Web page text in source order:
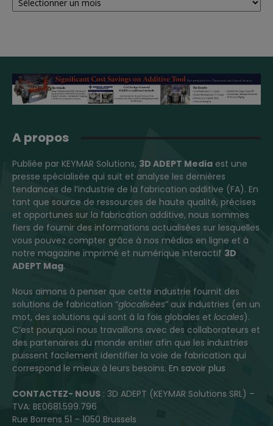
A propos
Publiée par KEYMAR Solutions, 3D ADEPT Media est une
presse spécialisée qui suit et analyse les dernières
tendances de l’industrie de la fabrication additive (FA). En
tant que source de ressources de haute qualité, précises
et opportunes sur la fabrication additive, nous sommes
fiers de fournir des informations actualisées sur lesquelles
vous pouvez compter grâce à nos médias en ligne et à
notre magazine imprimé et numérique interactif 3D
ADEPT Mag.
Nous aimons à penser que cette industrie fournit des
solutions de fabrication “glocalisées” aux industries (en un
mot, des solutions qui sont à la fois globales et locales).
C’est pourquoi nous travaillons avec des collaborateurs et
des partenaires du monde entier afin que les industries
puissent facilement identifier la voie de fabrication qui
correspond le mieux à leurs besoins. En savoir plus
CONTACTEZ- NOUS : 3D ADEPT (KEYMAR Solutions SRL) –
TVA: BE0681.599.796
Rue Borrens 51 – 1050 Brussels